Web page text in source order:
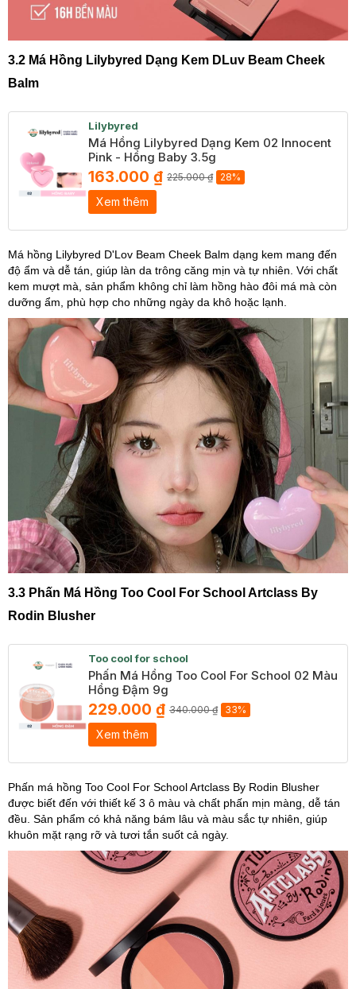
3.2 Má Hồng Lilybyred Dạng Kem DLuv Beam Cheek
Balm
Lilybyred
Má Hồng Lilybyred Dạng Kem 02 Innocent
Pink - Hồng Baby 3.5g
163.000 ₫ 225.000 ₫ 28%
Xem thêm
Má hồng Lilybyred D'Lov Beam Cheek Balm dạng kem mang đến
độ ẩm và dễ tán, giúp làn da trông căng mịn và tự nhiên. Với chất
kem mượt mà, sản phẩm không chỉ làm hồng hào đôi má mà còn
dưỡng ẩm, phù hợp cho những ngày da khô hoặc lạnh.
3.3 Phấn Má Hồng Too Cool For School Artclass By
Rodin Blusher
Too cool for school
Phấn Má Hồng Too Cool For School 02 Màu
Hồng Đậm 9g
229.000 ₫ 340.000 ₫ 33%
Xem thêm
Phấn má hồng Too Cool For School Artclass By Rodin Blusher
được biết đến với thiết kế 3 ô màu và chất phấn mịn màng, dễ tán
đều. Sản phẩm có khả năng bám lâu và màu sắc tự nhiên, giúp
khuôn mặt rạng rỡ và tươi tắn suốt cả ngày.